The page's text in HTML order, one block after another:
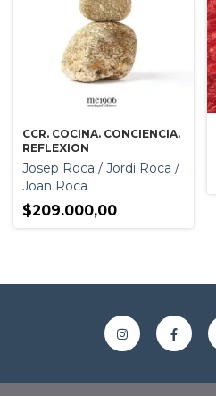
CCR. COCINA. CONCIENCIA.
REFLEXION
Josep Roca / Jordi Roca /
Joan Roca
$209.000,00